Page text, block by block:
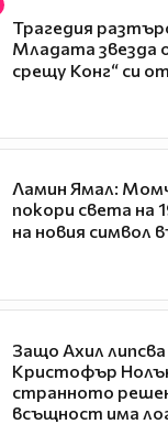
Трагедия
Младата звезда
срещу Конг“ си
Ламин Ямал:
покори света на
на новия символ
Защо Ахил
Кристофър
странното
всъщност има